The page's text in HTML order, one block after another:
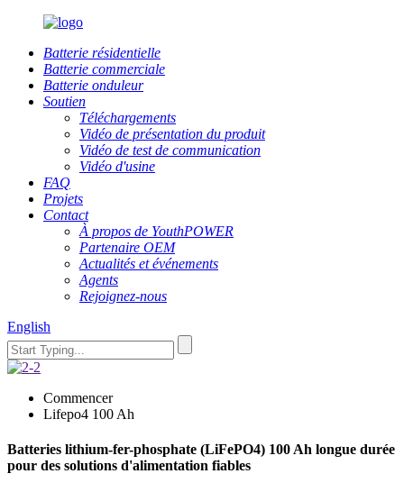
Batterie résidentielle
Batterie commerciale
Batterie onduleur
Soutien
Téléchargements
Vidéo de présentation du produit
Vidéo de test de communication
Vidéo d'usine
FAQ
Projets
Contact
À propos de YouthPOWER
Partenaire OEM
Actualités et événements
Agents
Rejoignez-nous
English
Commencer
Lifepo4 100 Ah
Batteries lithium-fer-phosphate (LiFePO4) 100 Ah longue durée
pour des solutions d'alimentation fiables